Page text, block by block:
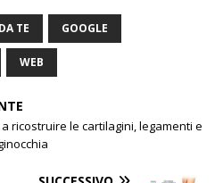
TE GOOGLE
WEB
ricostruire le cartilagini, legamenti e